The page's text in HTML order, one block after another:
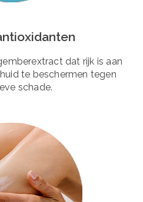
dat rijk is aan
te beschermen tegen
schade.